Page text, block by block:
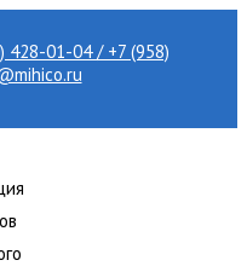
428-01-04 / +7 (958)